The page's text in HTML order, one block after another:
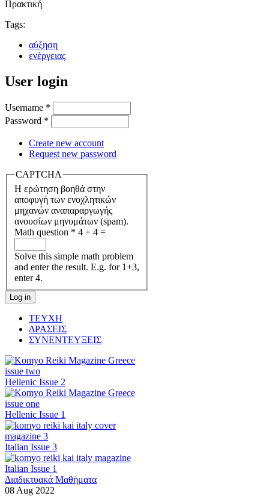
Πρακτική
Tags:
αύξηση
ενέργειας
User login
Username *
Password *
Create new account
Request new password
CAPTCHA
Η ερώτηση βοηθά στην
αποφυγή των ενοχλητικών
μηχανών αναπαραργωγής
ανουσίων μηνυμάτων (spam).
Math question * 4 + 4 =
Solve this simple math problem
and enter the result. E.g. for 1+3,
enter 4.
ΤΕΥΧΗ
ΔΡΑΣΕΙΣ
ΣΥΝΕΝΤΕΥΞΕΙΣ
Hellenic Issue 2
Hellenic Issue 1
Italian Issue 3
Italian Issue 1
Διαδικτυακά Μαθήματα
08 Aug 2022